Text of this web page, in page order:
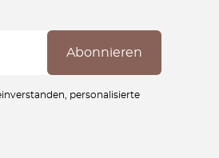
personalisierte